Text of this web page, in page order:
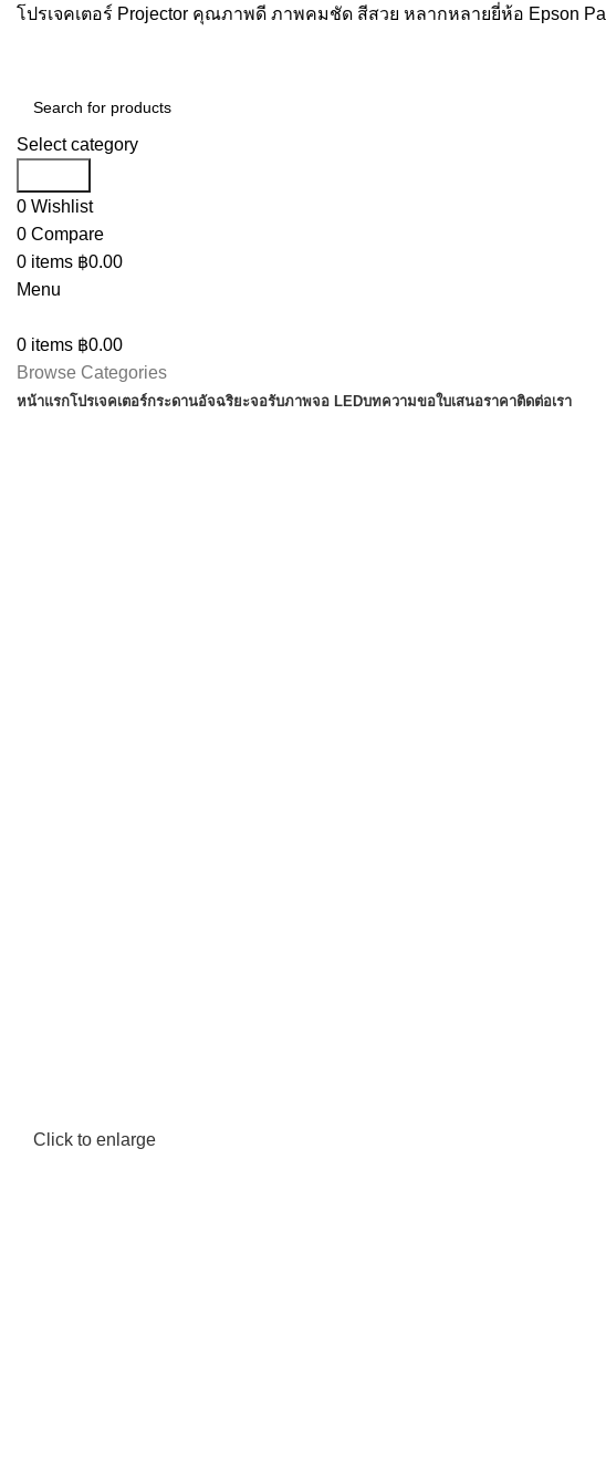
โปรเจคเตอร์ Projector คุณภาพดี ภาพคมชัด สีสวย หลากหลายยี่ห้อ Epson
Select category
0 Wishlist
0 Compare
0 items ฿0.00
Menu
0 items ฿0.00
Browse Categories
หน้าแรกโปรเจคเตอร์กระดานอัจฉริยะจอรับภาพจอ LEDบทความขอใบเสนอราคาติดต่อเรา
Click to enlarge